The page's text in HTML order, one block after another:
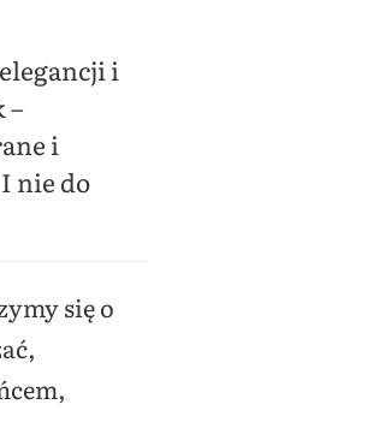
i
–
i
nie do
się o